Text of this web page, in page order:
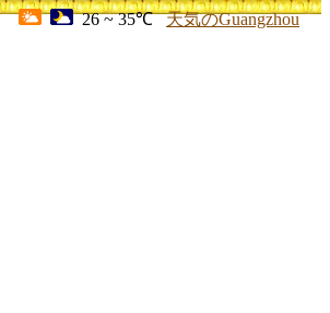
26 ~ 35℃ 天気のGuangzhou